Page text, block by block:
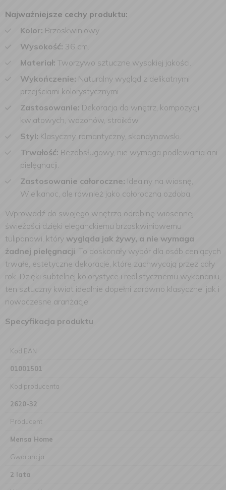
Najważniejsze cechy produktu:
Kolor: Brzoskwiniowy.
Wysokość: 36 cm.
Materiał: Tworzywo sztuczne wysokiej jakości.
Wykończenie: Naturalny wygląd z delikatnymi
przejściami kolorystycznymi.
Zastosowanie: Dekoracja do wnętrz, kompozycji
kwiatowych, wazonów, stroików.
Styl: Klasyczny, romantyczny, skandynawski.
Trwałość: Bezobsługowy, nie wymaga podlewania ani
pielęgnacji.
Zastosowanie całoroczne: Idealny na wiosnę,
Wielkanoc, ale również jako całoroczna ozdoba.
Wprowadź do swojego wnętrza odrobinę wiosennej
świeżości dzięki eleganckiemu brzoskwiniowemu
tulipanowi, który wygląda jak żywy, a nie wymaga
żadnej pielęgnacji. To doskonały wybór dla osób ceniących
trwałe, estetyczne dekoracje, które zachwycają przez cały
rok. Dzięki subtelnej kolorystyce i realistycznemu wykonaniu,
ten sztuczny kwiat idealnie dopełni zarówno klasyczne, jak i
nowoczesne aranżacje.
Specyfikacja produktu
Kod EAN
01001501
Kod producenta
2620-32
Producent
Mensa Home
Gwarancja
2 lata